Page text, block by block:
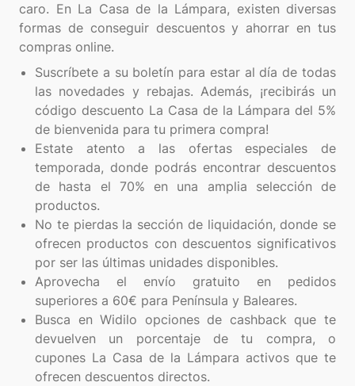
caro. En La Casa de la Lámpara, existen diversas
formas de conseguir descuentos y ahorrar en tus
Suscríbete a su boletín para estar al día de todas
las novedades y rebajas. Además, ¡recibirás un
código descuento La Casa de la Lámpara del 5%
de bienvenida para tu primera compra!
Estate atento a las ofertas especiales de
temporada, donde podrás encontrar descuentos
de hasta el 70% en una amplia selección de
productos.
No te pierdas la sección de liquidación, donde se
ofrecen productos con descuentos significativos
por ser las últimas unidades disponibles.
Aprovecha el envío gratuito en pedidos
superiores a 60€ para Península y Baleares.
Busca en Widilo opciones de cashback que te
devuelven un porcentaje de tu compra, o
cupones La Casa de la Lámpara activos que te
ofrecen descuentos directos.